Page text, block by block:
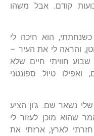
קודם. אבל משהו
כשנחתתי, הוא חיכה לי
והראה לי את העיר –
חוויתי חיים שלא
טיול ספונטני
נשאר שם. ג'ון הציע
שהוא מוכן לעזור לי
לארץ, ארזתי את